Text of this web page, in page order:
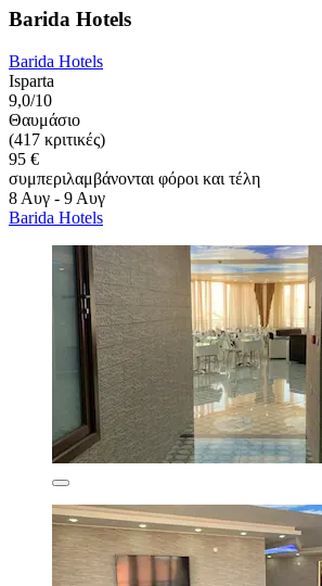
Barida Hotels
Barida Hotels
Isparta
9,0/10
Θαυμάσιο
(417 κριτικές)
95 €
συμπεριλαμβάνονται φόροι και τέλη
8 Αυγ - 9 Αυγ
Barida Hotels